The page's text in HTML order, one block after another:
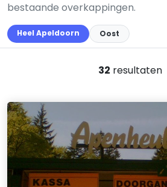
bestaande overkappingen.
Heel Apeldoorn Oost
32 resultaten